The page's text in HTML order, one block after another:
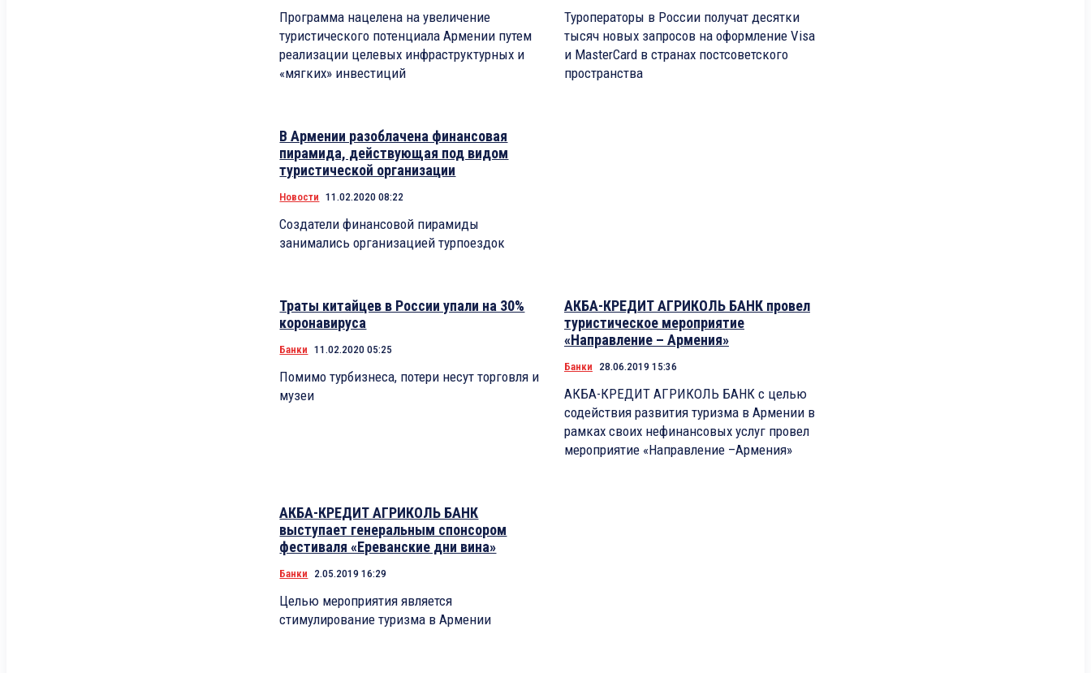
Программа нацелена на увеличение
туристического потенциала Армении путем
реализации целевых инфраструктурных и
«мягких» инвестиций
Туроператоры в России получат десятки
тысяч новых запросов на оформление Visa
и MasterCard в странах постсоветского
пространства
В Армении разоблачена финансовая
пирамида, действующая под видом
туристической организации
Новости 11.02.2020 08:22
Создатели финансовой пирамиды
занимались организацией турпоездок
Траты китайцев в России упали на 30%
коронавируса
Банки 11.02.2020 05:25
Помимо турбизнеса, потери несут торговля и
музеи
АКБА-КРЕДИТ АГРИКОЛЬ БАНК провел
туристическое мероприятие
«Направление – Армения»
Банки 28.06.2019 15:36
АКБА-КРЕДИТ АГРИКОЛЬ БАНК c целью
содействия развития туризма в Армении в
рамках своих нефинансовых услуг провел
мероприятие «Направление –Армения»
АКБА-КРЕДИТ АГРИКОЛЬ БАНК
выступает генеральным спонсором
фестиваля «Ереванские дни вина»‎
Банки 2.05.2019 16:29
Целью мероприятия является
стимулирование туризма в Армении